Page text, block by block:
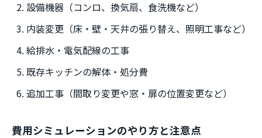
設備機器（コンロ、換気扇、食洗機など）
内装変更（床・壁・天井の張り替え、照明工事など）
給排水・電気配線の工事
既存キッチンの解体・処分費
追加工事（間取り変更や窓・扉の位置変更など）
費用シミュレーションのやり方と注意点